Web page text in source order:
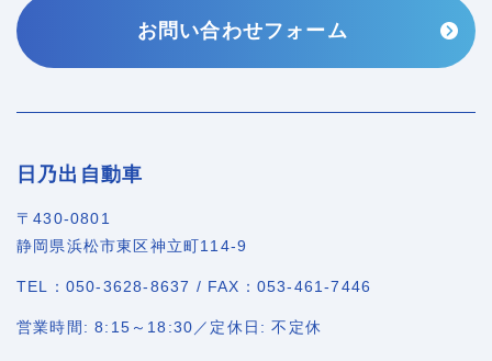
お問い合わせフォーム
日乃出自動車
〒430-0801
静岡県浜松市東区神立町114-9
TEL：050-3628-8637 / FAX：053-461-7446
営業時間: 8:15～18:30／定休日: 不定休